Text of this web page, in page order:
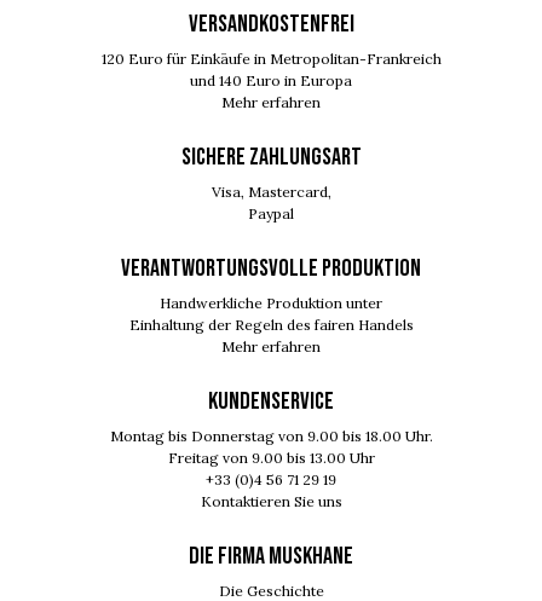
VERSANDKOSTENFREI
120 Euro für Einkäufe in Metropolitan-Frankreich
und 140 Euro in Europa
Mehr erfahren
SICHERE ZAHLUNGSART
Visa, Mastercard,
Paypal
VERANTWORTUNGSVOLLE PRODUKTION
Handwerkliche Produktion unter
Einhaltung der Regeln des fairen Handels
Mehr erfahren
KUNDENSERVICE
Montag bis Donnerstag von 9.00 bis 18.00 Uhr.
Freitag von 9.00 bis 13.00 Uhr
+33 (0)4 56 71 29 19
Kontaktieren Sie uns
DIE FIRMA MUSKHANE
Die Geschichte